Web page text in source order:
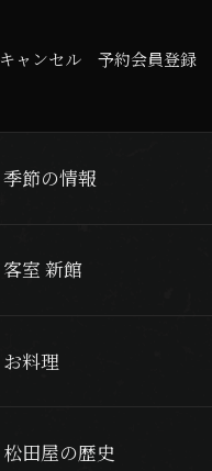
キャンセル 予約会員登録
季節の情報
客室 新館
お料理
松田屋の歴史